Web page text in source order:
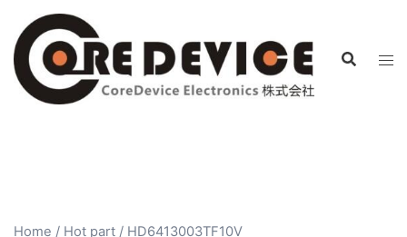
Home / Hot part / HD6413003TF10V